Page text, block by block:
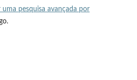
uma pesquisa avançada por